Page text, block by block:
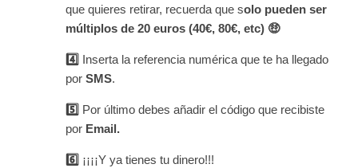
que quieres retirar, recuerda que solo pueden ser
múltiplos de 20 euros (40€, 80€, etc) 🤑
4️⃣ Inserta la referencia numérica que te ha llegado
porSMS.
5️⃣ Por último debes añadir el código que recibiste
por Email.
6️⃣ ¡¡¡¡Y ya tienes tu dinero!!!